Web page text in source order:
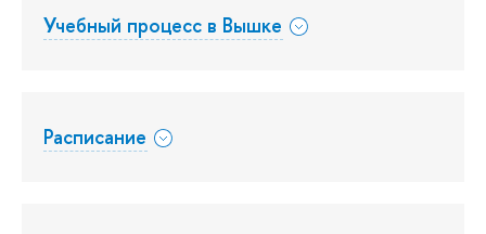
Учебный процесс в Вышке
Расписание